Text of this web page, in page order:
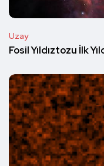
Uzay
Fosil Yıldıztozu İlk